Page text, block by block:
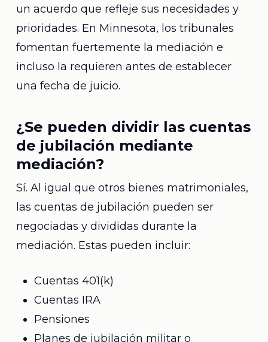
un acuerdo que refleje sus necesidades y
prioridades. En Minnesota, los tribunales
fomentan fuertemente la mediación e
incluso la requieren antes de establecer
una fecha de juicio.
¿Se pueden dividir las cuentas
de jubilación mediante
mediación?
Sí. Al igual que otros bienes matrimoniales,
las cuentas de jubilación pueden ser
negociadas y divididas durante la
mediación. Estas pueden incluir:
Cuentas 401(k)
Cuentas IRA
Pensiones
Planes de jubilación militar o